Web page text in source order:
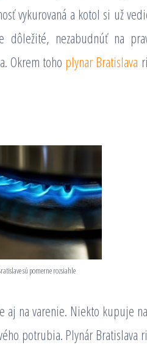
vykurovaná a kotol si už
dôležité, nezabudnúť na
Okrem toho plynar Bratislava
sú pomerne rozsiahle
aj na varenie. Niekto kupuje
potrubia. Plynár Bratislava